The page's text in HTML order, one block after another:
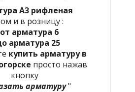
А3 рифленая
и в розницу :
от арматура 6
арматура 25
купить арматуру в
просто нажав
кнопку
арматуру"